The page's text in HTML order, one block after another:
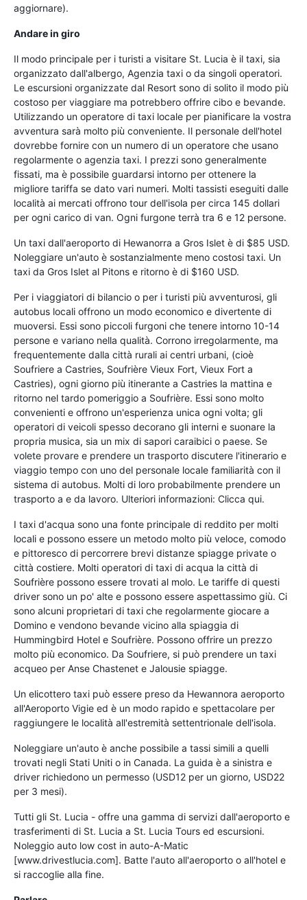
aggiornare).
Andare in giro
Il modo principale per i turisti a visitare St. Lucia è il taxi, sia
organizzato dall'albergo, Agenzia taxi o da singoli operatori.
Le escursioni organizzate dal Resort sono di solito il modo più
costoso per viaggiare ma potrebbero offrire cibo e bevande.
Utilizzando un operatore di taxi locale per pianificare la vostra
avventura sarà molto più conveniente. Il personale dell'hotel
dovrebbe fornire con un numero di un operatore che usano
regolarmente o agenzia taxi. I prezzi sono generalmente
fissati, ma è possibile guardarsi intorno per ottenere la
migliore tariffa se dato vari numeri. Molti tassisti eseguiti dalle
località ai mercati offrono tour dell'isola per circa 145 dollari
per ogni carico di van. Ogni furgone terrà tra 6 e 12 persone.
Un taxi dall'aeroporto di Hewanorra a Gros Islet è di $85 USD.
Noleggiare un'auto è sostanzialmente meno costosi taxi. Un
taxi da Gros Islet al Pitons e ritorno è di $160 USD.
Per i viaggiatori di bilancio o per i turisti più avventurosi, gli
autobus locali offrono un modo economico e divertente di
muoversi. Essi sono piccoli furgoni che tenere intorno 10-14
persone e variano nella qualità. Corrono irregolarmente, ma
frequentemente dalla città rurali ai centri urbani, (cioè
Soufriere a Castries, Soufrière Vieux Fort, Vieux Fort a
Castries), ogni giorno più itinerante a Castries la mattina e
ritorno nel tardo pomeriggio a Soufrière. Essi sono molto
convenienti e offrono un'esperienza unica ogni volta; gli
operatori di veicoli spesso decorano gli interni e suonare la
propria musica, sia un mix di sapori caraibici o paese. Se
volete provare e prendere un trasporto discutere l'itinerario e
viaggio tempo con uno del personale locale familiarità con il
sistema di autobus. Molti di loro probabilmente prendere un
trasporto a e da lavoro. Ulteriori informazioni: Clicca qui.
I taxi d'acqua sono una fonte principale di reddito per molti
locali e possono essere un metodo molto più veloce, comodo
e pittoresco di percorrere brevi distanze spiagge private o
città costiere. Molti operatori di taxi di acqua la città di
Soufrière possono essere trovati al molo. Le tariffe di questi
driver sono un po' alte e possono essere aspettassimo giù. Ci
sono alcuni proprietari di taxi che regolarmente giocare a
Domino e vendono bevande vicino alla spiaggia di
Hummingbird Hotel e Soufrière. Possono offrire un prezzo
molto più economico. Da Soufriere, si può prendere un taxi
acqueo per Anse Chastenet e Jalousie spiagge.
Un elicottero taxi può essere preso da Hewannora aeroporto
all'Aeroporto Vigie ed è un modo rapido e spettacolare per
raggiungere le località all'estremità settentrionale dell'isola.
Noleggiare un'auto è anche possibile a tassi simili a quelli
trovati negli Stati Uniti o in Canada. La guida è a sinistra e
driver richiedono un permesso (USD12 per un giorno, USD22
per 3 mesi).
Tutti gli St. Lucia - offre una gamma di servizi dall'aeroporto e
trasferimenti di St. Lucia a St. Lucia Tours ed escursioni.
Noleggio auto low cost in auto-A-Matic
[www.drivestlucia.com]. Batte l'auto all'aeroporto o all'hotel e
si raccoglie alla fine.